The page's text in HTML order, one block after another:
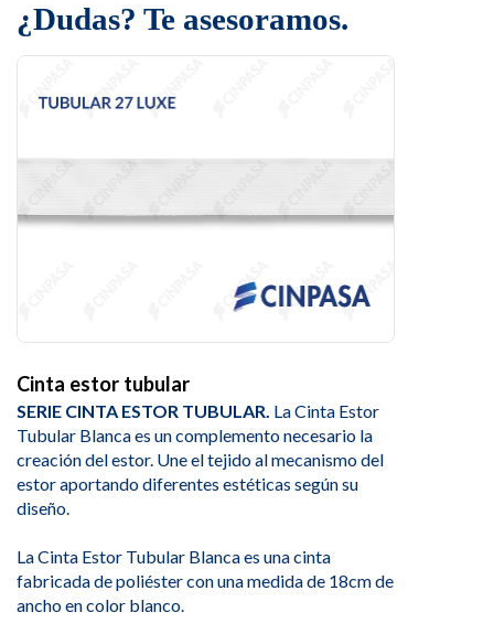
¿Dudas? Te asesoramos.
Cinta estor tubular
SERIE CINTA ESTOR TUBULAR. La Cinta Estor
Tubular Blanca es un complemento necesario la
creación del estor. Une el tejido al mecanismo del
estor aportando diferentes estéticas según su
diseño.
La Cinta Estor Tubular Blanca es una cinta
fabricada de poliéster con una medida de 18cm de
ancho en color blanco.